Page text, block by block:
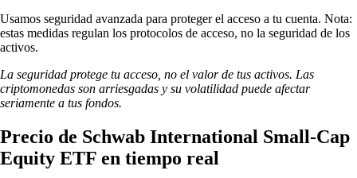
Usamos seguridad avanzada para proteger el acceso a tu cuenta. Nota:
estas medidas regulan los protocolos de acceso, no la seguridad de los
activos.
La seguridad protege tu acceso, no el valor de tus activos. Las
criptomonedas son arriesgadas y su volatilidad puede afectar
seriamente a tus fondos.
Precio de Schwab International Small-Cap
Equity ETF en tiempo real